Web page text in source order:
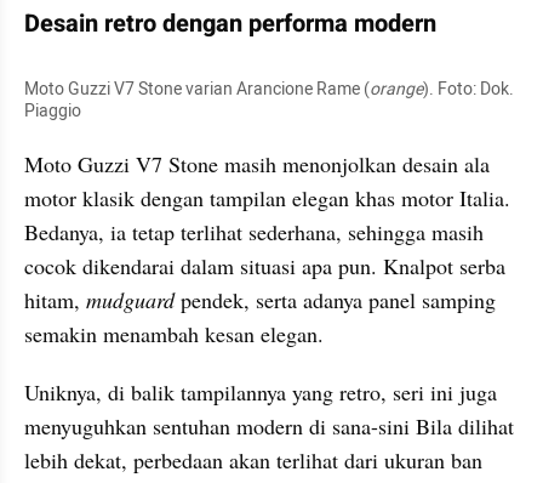
Desain retro dengan performa modern
Moto Guzzi V7 Stone varian Arancione Rame (orange). Foto: Dok.
Piaggio
Moto Guzzi V7 Stone masih menonjolkan desain ala
motor klasik dengan tampilan elegan khas motor Italia.
Bedanya, ia tetap terlihat sederhana, sehingga masih
cocok dikendarai dalam situasi apa pun. Knalpot serba
hitam, mudguard pendek, serta adanya panel samping
semakin menambah kesan elegan.
Uniknya, di balik tampilannya yang retro, seri ini juga
menyuguhkan sentuhan modern di sana-sini Bila dilihat
lebih dekat, perbedaan akan terlihat dari ukuran ban